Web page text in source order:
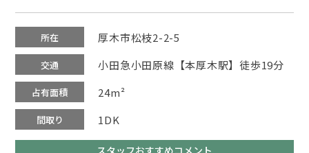
所在 厚木市松枝2-2-5
交通 小田急小田原線【本厚木駅】徒歩19分
占有面積 24m²
間取り 1DK
スタッフおすすめコメント